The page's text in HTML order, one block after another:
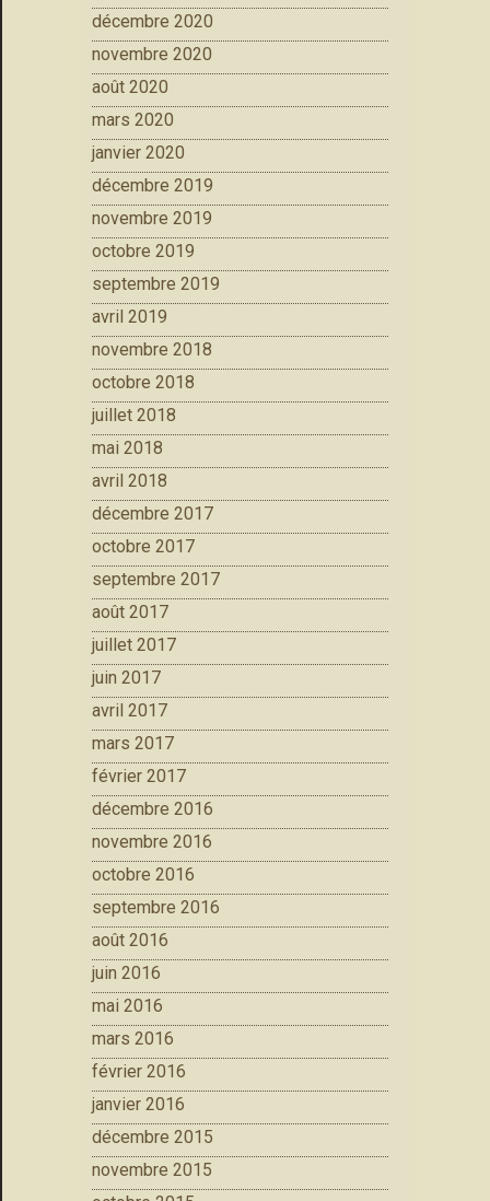
décembre 2020
novembre 2020
août 2020
mars 2020
janvier 2020
décembre 2019
novembre 2019
octobre 2019
septembre 2019
avril 2019
novembre 2018
octobre 2018
juillet 2018
mai 2018
avril 2018
décembre 2017
octobre 2017
septembre 2017
août 2017
juillet 2017
juin 2017
avril 2017
mars 2017
février 2017
décembre 2016
novembre 2016
octobre 2016
septembre 2016
août 2016
juin 2016
mai 2016
mars 2016
février 2016
janvier 2016
décembre 2015
novembre 2015